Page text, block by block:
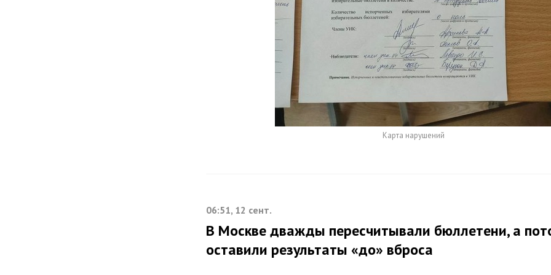
Карта нарушений
06:51, 12 сент.
В Москве дважды пересчитывали бюллетени, а
оставили результаты «до» вброса